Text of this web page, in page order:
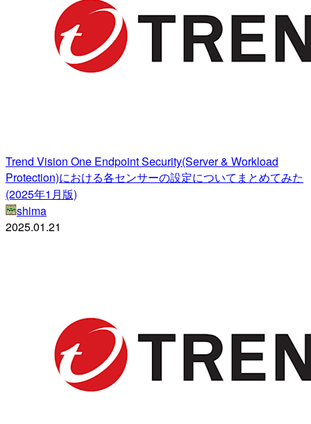
Trend Vision One Endpoint Security(Server & Workload
Protection)における各センサーの設定についてまとめてみた
(2025年1月版)
shima
2025.01.21